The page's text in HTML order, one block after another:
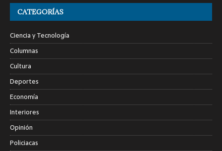
CATEGORÍAS
Ciencia y Tecnología
Columnas
Cultura
Deportes
Economía
Interiores
Opinión
Policiacas